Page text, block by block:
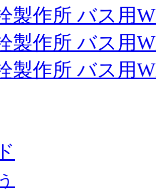
製作所 バス用
製作所 バス用
製作所 バス用